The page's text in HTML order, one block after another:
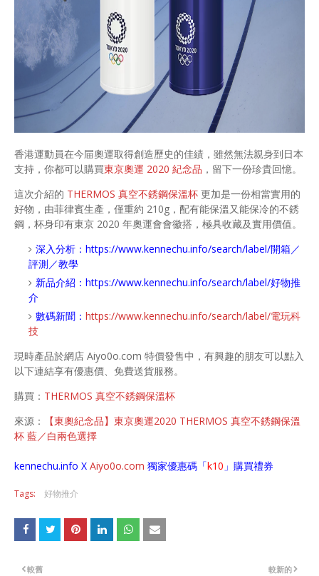
香港運動員在今屇奧運取得創造歷史的佳績，雖然無法親身到日本
支持，你都可以購買東京奧運 2020 紀念品 ，留下一份珍貴回憶。
這次介紹的 THERMOS 真空不銹鋼保溫杯 更加是一份相當實用的
好物，由菲律賓生產，僅重約 210g，配有能保溫又能保冷的不銹
鋼，杯身印有東京 2020 年奧運會會徽搭，極具收藏及實用價值。
深入分析： https://www.kennechu.info/search/label/開箱／
評測／教學
新品介紹： https://www.kennechu.info/search/label/好物推
介
數碼新聞： https://www.kennechu.info/search/label/電玩科
技
現時產品於網店 Aiyo0o.com 特價發售中，有興趣的朋友可以點入
以下連結享有優惠價、免費送貨服務。
購買： THERMOS 真空不銹鋼保溫杯
來源：
【東奧紀念品】東京奧運2020 THERMOS 真空不銹鋼保溫
杯 藍／白兩色選擇
kennechu.info X Aiyo0o.com 獨家優惠碼「k10 」購買禮券
Tags: 好物推介
較新的
較舊